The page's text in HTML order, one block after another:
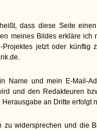
dass diese Seite
meines Bildes erkläre ich
jetzt oder künftig
Name und mein E-Mail-
und den Redakteuren
an Dritte erfolgt
widersprechen und die